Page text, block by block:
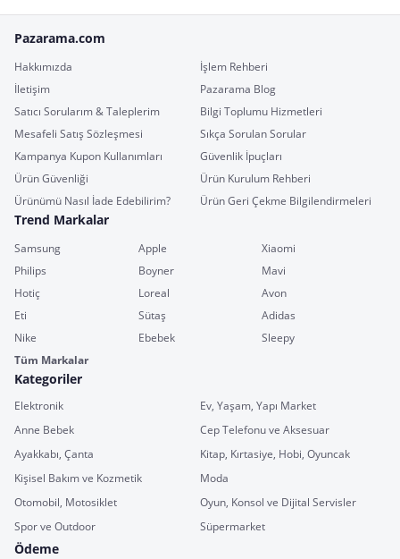
Pazarama.com
Hakkımızda
İşlem Rehberi
İletişim
Pazarama Blog
Satıcı Sorularım & Taleplerim
Bilgi Toplumu Hizmetleri
Mesafeli Satış Sözleşmesi
Sıkça Sorulan Sorular
Kampanya Kupon Kullanımları
Güvenlik İpuçları
Ürün Güvenliği
Ürün Kurulum Rehberi
Ürünümü Nasıl İade Edebilirim?
Ürün Geri Çekme Bilgilendirmeleri
Trend Markalar
Samsung Apple
Xiaomi
Philips
Boyner
Mavi
Hotiç
Loreal
Avon
Eti
Sütaş
Adidas
Nike
Ebebek
Sleepy
Tüm Markalar
Kategoriler
Elektronik
Ev, Yaşam, Yapı Market
Anne Bebek
Cep Telefonu ve Aksesuar
Ayakkabı, Çanta
Kitap, Kırtasiye, Hobi, Oyuncak
Kişisel Bakım ve Kozmetik
Moda
Otomobil, Motosiklet
Oyun, Konsol ve Dijital Servisler
Spor ve Outdoor
Süpermarket
Ödeme